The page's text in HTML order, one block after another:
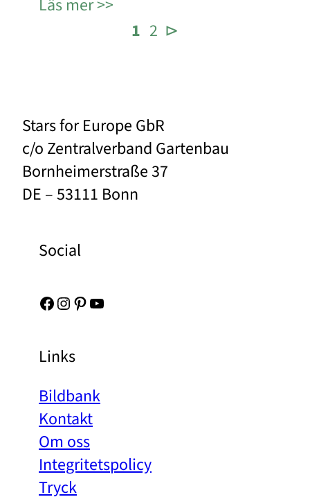
Läs mer
1 2 ⊳
Stars for Europe GbR
c/o Zentralverband Gartenbau
Bornheimerstraße 37
DE – 53111 Bonn
Social
Facebook Instagram Pinterest YouTube
Links
Bildbank
Kontakt
Om oss
Integritetspolicy
Tryck